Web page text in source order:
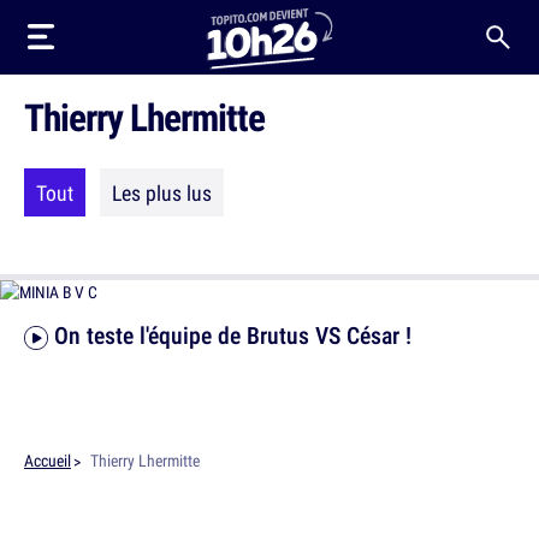
Thierry Lhermitte
Tout Les plus lus
On teste l'équipe de Brutus VS César !
Accueil Thierry Lhermitte